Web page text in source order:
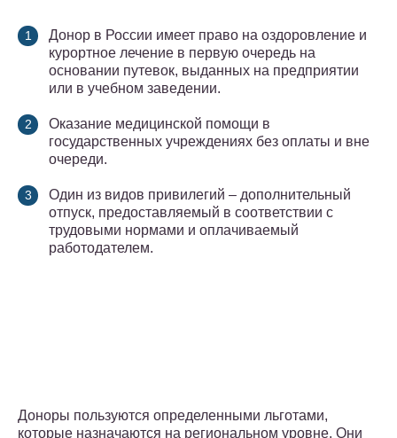
Донор в России имеет право на оздоровление и
курортное лечение в первую очередь на
основании путевок, выданных на предприятии
или в учебном заведении.
Оказание медицинской помощи в
государственных учреждениях без оплаты и вне
очереди.
Один из видов привилегий – дополнительный
отпуск, предоставляемый в соответствии с
трудовыми нормами и оплачиваемый
работодателем.
Доноры пользуются определенными льготами,
которые назначаются на региональном уровне. Они